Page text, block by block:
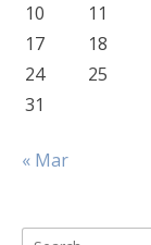
10
11
17
18
24
25
31
« Mar
Search